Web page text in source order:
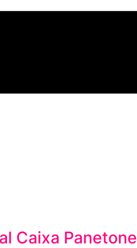
Caixa Panetone